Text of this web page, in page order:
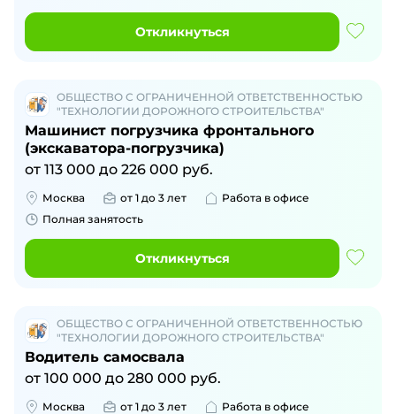
Откликнуться
ОБЩЕСТВО С ОГРАНИЧЕННОЙ ОТВЕТСТВЕННОСТЬЮ
"ТЕХНОЛОГИИ ДОРОЖНОГО СТРОИТЕЛЬСТВА"
Машинист погрузчика фронтального
(экскаватора-погрузчика)
от 113 000 до 226 000 руб.
Москва от 1 до 3 лет
Работа в офисе
Полная занятость
Откликнуться
ОБЩЕСТВО С ОГРАНИЧЕННОЙ ОТВЕТСТВЕННОСТЬЮ
"ТЕХНОЛОГИИ ДОРОЖНОГО СТРОИТЕЛЬСТВА"
Водитель самосвала
от 100 000 до 280 000 руб.
Москва от 1 до 3 лет
Работа в офисе